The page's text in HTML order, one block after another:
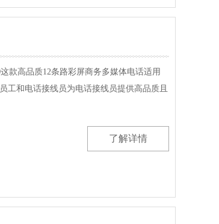
款高品质12条路彩屏商务多媒体电话适用
工和电话接线员为电话接线员提供高品质且
了解详情